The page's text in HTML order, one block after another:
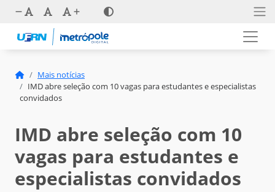
Mais notícias
IMD abre seleção com 10 vagas para estudantes e especialistas
convidados
IMD abre seleção com 10
vagas para estudantes e
especialistas convidados